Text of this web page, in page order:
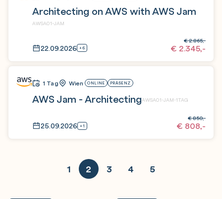
Architecting on AWS with AWS Jam
AWSA01-JAM
22.09.2026 +6 € 2.345,-
€2.865,-
1 Tag Wien ONLINE PRÄSENZ
AWS Jam - ArchitectingAWSA01-JAM-1TAG
25.09.2026 +1 € 808,-
€850,-
1 2 3 4 5